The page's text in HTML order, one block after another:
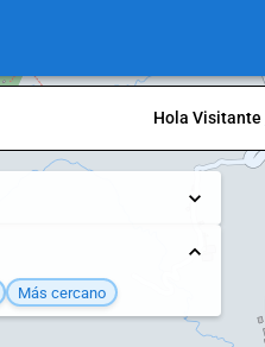
Hola Visitante
Más cercano